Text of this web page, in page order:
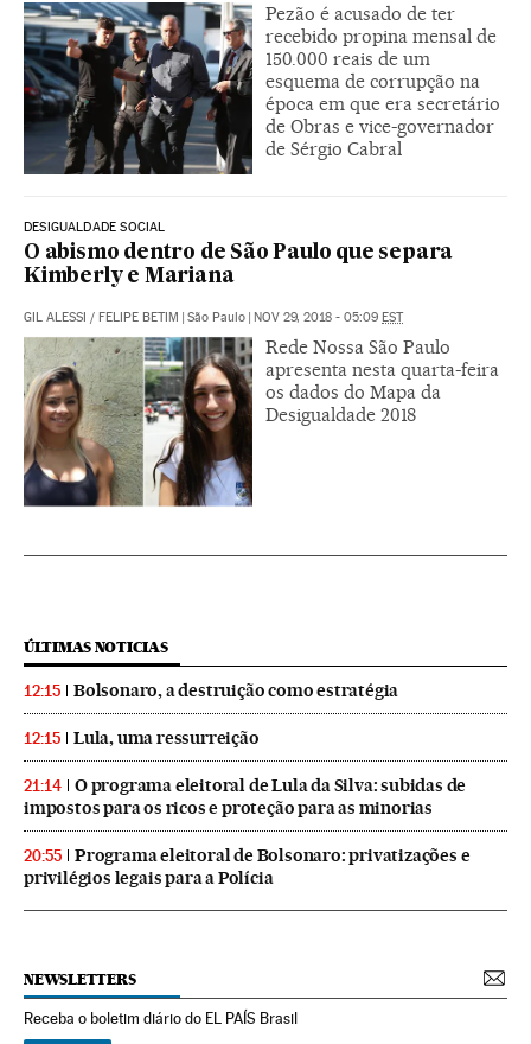
Pezão é acusado de ter
recebido propina mensal de
150.000 reais de um
esquema de corrupção na
época em que era secretário
de Obras e vice-governador
de Sérgio Cabral
DESIGUALDADE SOCIAL
O abismo dentro de São Paulo que separa
Kimberly e Mariana
GIL ALESSI / FELIPE BETIM | São Paulo | NOV 29, 2018 - 05:09 EST
Rede Nossa São Paulo
apresenta nesta quarta-feira
os dados do Mapa da
Desigualdade 2018
ÚLTIMAS NOTICIAS
12:15 Bolsonaro, a destruição como estratégia
12:15 Lula, uma ressurreição
21:14
O programa eleitoral de Lula da Silva: subidas de
impostos para os ricos e proteção para as minorias
20:55
Programa eleitoral de Bolsonaro: privatizações e
privilégios legais para a Polícia
NEWSLETTERS
Receba o boletim diário do EL PAÍS Brasil